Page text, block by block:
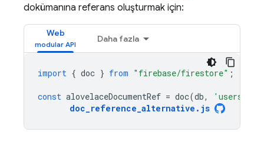
dokümanına referans oluşturmak için:
Web
Daha fazla
import { doc } from "firebase/firestore" ;
const alovelaceDocumentRef = doc(db,
'users/
doc_reference_alternative . js